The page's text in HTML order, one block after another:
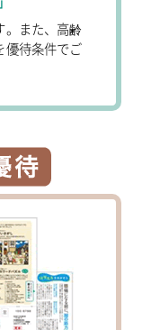
。また、高齢
優待条件でご